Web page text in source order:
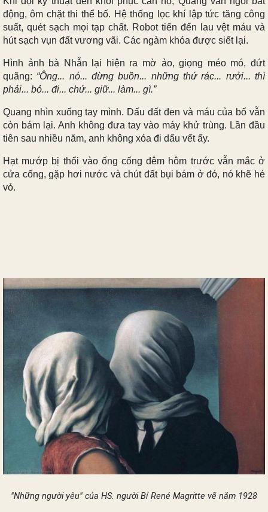
động, ôm chặt thi thể bố. Hệ thống lọc khí lập tức tăng công
suất, quét sạch mọi tạp chất. Robot tiến đến lau vệt máu và
hút sạch vụn đất vương vãi. Các ngàm khóa được siết lại.
Hình ảnh bà Nhẫn lại hiện ra mờ ảo, giọng méo mó, đứt
quãng: “Ông... nó... đừng buồn... những thứ rác... rưởi... thì
phải... bỏ... đi... chứ... giữ... làm... gì.”
Quang nhìn xuống tay mình. Dấu đất đen và máu của bố vẫn
còn bám lại. Anh không đưa tay vào máy khử trùng. Lần đầu
tiên sau nhiều năm, anh không xóa đi dấu vết ấy.
Hạt mướp bị thổi vào ống cống đêm hôm trước vẫn mắc ở
cửa cống, gặp hơi nước và chút đất bụi bám ở đó, nó khẽ hé
vỏ.
"Những người yêu" của HS. người Bỉ René Magritte vẽ năm 1928